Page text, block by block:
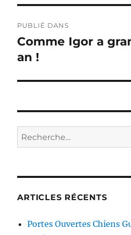
de
l’article
PUBLIÉ DANS
Comme Igor a
an !
Recherche
pour :
ARTICLES RÉCENTS
Portes Ouvertes Chiens